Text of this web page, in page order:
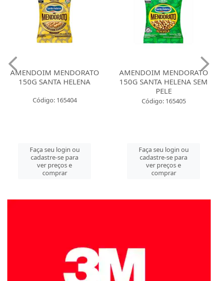
AMENDOIM MENDORATO
150G SANTA HELENA
Código: 165404
Faça seu login ou
cadastre-se para
ver preços e
comprar
AMENDOIM MENDORATO
150G SANTA HELENA SEM
PELE
Código: 165405
Faça seu login ou
cadastre-se para
ver preços e
comprar